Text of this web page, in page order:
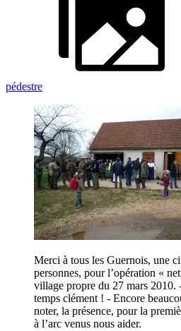
pédestre
Merci à tous les Guernois, une
personnes, pour l’opération «
village propre du 27 mars 2010.
temps clément ! - Encore
noter, la présence, pour la
à l’arc venus nous aider.